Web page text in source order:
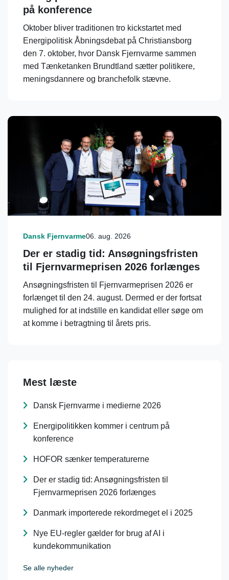
på konference
Oktober bliver traditionen tro kickstartet med
Energipolitisk Åbningsdebat på Christiansborg
den 7. oktober, hvor Dansk Fjernvarme sammen
med Tænketanken Brundtland sætter politikere,
meningsdannere og branchefolk stævne.
Dansk Fjernvarme06. aug. 2026
Der er stadig tid: Ansøgningsfristen
til Fjernvarmeprisen 2026 forlænges
Ansøgningsfristen til Fjernvarmeprisen 2026 er
forlænget til den 24. august. Dermed er der fortsat
mulighed for at indstille en kandidat eller søge om
at komme i betragtning til årets pris.
Mest læste
Dansk Fjernvarme i medierne 2026
Energipolitikken kommer i centrum på
konference
HOFOR sænker temperaturerne
Der er stadig tid: Ansøgningsfristen til
Fjernvarmeprisen 2026 forlænges
Danmark importerede rekordmeget el i 2025
Nye EU-regler gælder for brug af AI i
kundekommunikation
Se alle nyheder